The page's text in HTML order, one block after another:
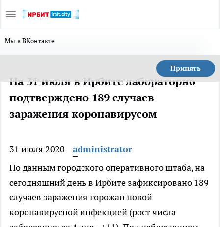
Мы в ВКонтакте
Принять
На 31 июля в Ирбите лабораторно
подтверждено 189 случаев
заражения коронавирусом
31 июля 2020
administrator
По данным городского оперативного штаба, на
сегодняшний день в Ирбите зафиксировано 189
случаев заражения горожан новой
коронавирусной инфекцией (рост числа